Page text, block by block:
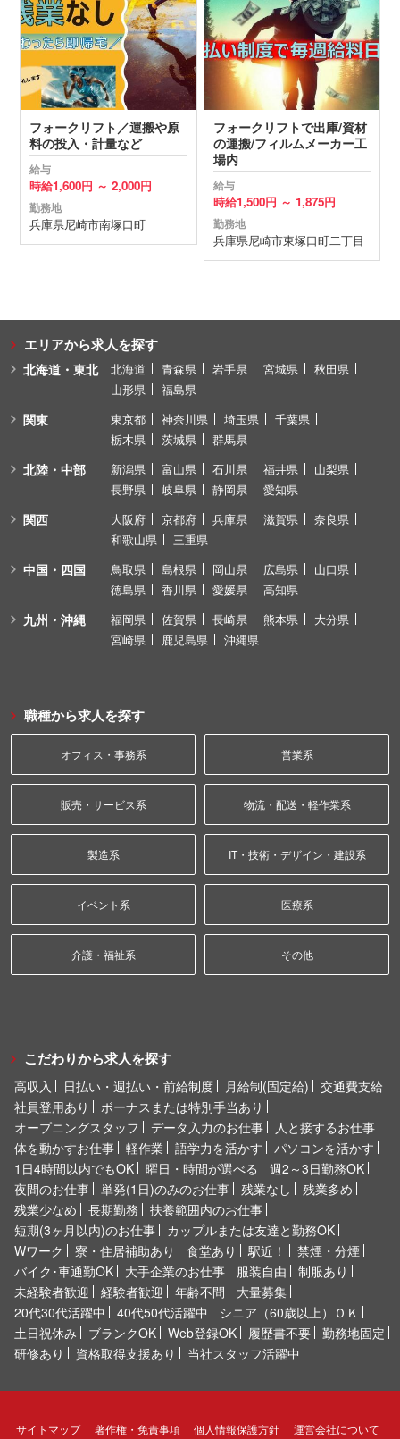
フォークリフト／運搬や原
料の投入・計量など
給与
時給1,600円 ～ 2,000円
勤務地
兵庫県尼崎市南塚口町
フォークリフトで出庫/資材
の運搬/フィルムメーカー工
場内
給与
時給1,500円 ～ 1,875円
勤務地
兵庫県尼崎市東塚口町二丁目
エリアから求人を探す
北海道・東北 北海道 青森県 岩手県 宮城県
秋田県
山形県
福島県
関東 東京都 神奈川県 埼玉県
千葉県
栃木県
茨城県 群馬県
北陸・中部 新潟県 富山県 石川県 福井県
山梨県
長野県
岐阜県 静岡県 愛知県
関西 大阪府 京都府 兵庫県 滋賀県
奈良県
和歌山県
三重県
中国・四国 鳥取県 島根県 岡山県 広島県
山口県
徳島県
香川県 愛媛県 高知県
九州・沖縄 福岡県 佐賀県 長崎県 熊本県
大分県
宮崎県
鹿児島県 沖縄県
職種から求人を探す
オフィス・事務系 営業系
販売・サービス系 物流・配送・軽作業系
製造系 IT・技術・デザイン・建設系
イベント系 医療系
介護・福祉系 その他
こだわりから求人を探す
高収入 日払い・週払い・前給制度 月給制(固定給)
交通費支給
社員登用あり
ボーナスまたは特別手当あり
オープニングスタッフ
データ入力のお仕事
人と接するお仕事
体を動かすお仕事
軽作業 語学力を活かす
パソコンを活かす
1日4時間以内でもOK
曜日・時間が選べる
週2～3日勤務OK
夜間のお仕事
単発(1日)のみのお仕事 残業なし
残業多め
残業少なめ
長期勤務
扶養範囲内のお仕事
短期(3ヶ月以内)のお仕事
カップルまたは友達と勤務OK
Wワーク
寮・住居補助あり 食堂あり 駅近！
禁煙・分煙
バイク･車通勤OK
大手企業のお仕事 服装自由
制服あり
未経験者歓迎
経験者歓迎 年齢不問
大量募集
20代30代活躍中
40代50代活躍中
シニア（60歳以上）ＯＫ
土日祝休み
ブランクOK Web登録OK 履歴書不要
勤務地固定
研修あり
資格取得支援あり 当社スタッフ活躍中
サイトマップ 著作権・免責事項 個人情報保護方針 運営会社について